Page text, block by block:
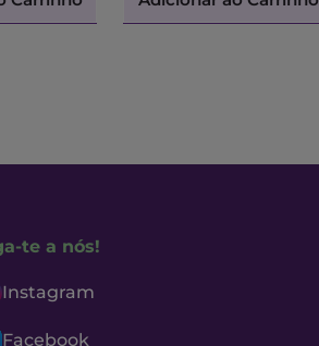
te a nós!
Instagram
Facebook